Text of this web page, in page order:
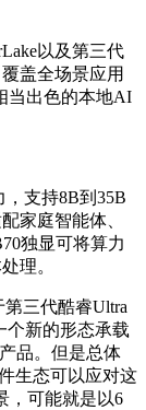
以及第三代
盖全场景应用
当出色的本地AI
，支持8B到35B
家庭智能体、
独显可将算力
理。
三代酷睿Ultra
个新的形态承载
品。但是总体
生态可以应对这
，可能就是以6